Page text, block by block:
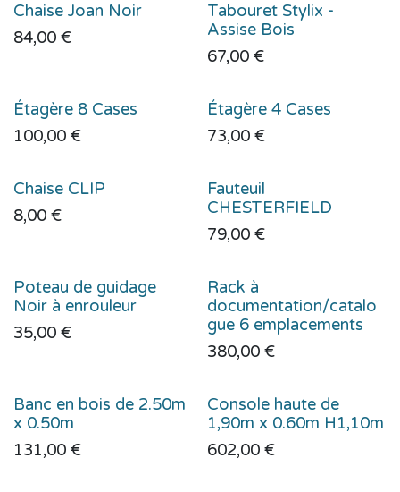
Chaise Joan Noir
84,00 €
Tabouret Stylix -
Assise Bois
67,00€
Étagère 8 Cases
100,00 €
Étagère 4 Cases
73,00€
Chaise CLIP
8,00 €
Fauteuil
CHESTERFIELD
79,00€
Poteau de guidage
Noir à enrouleur
35,00 €
Rack à
documentation/catalo
gue 6 emplacements
380,00€
Banc en bois de 2.50m
x 0.50m
131,00 €
Console haute de
1,90m x 0.60m H1,10m
602,00€